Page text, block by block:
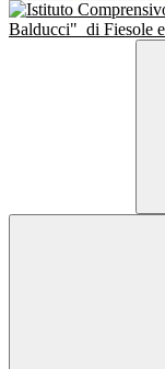
Balducci" di Fiesole